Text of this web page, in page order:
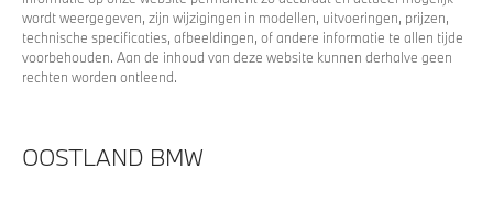
wordt weergegeven, zijn wijzigingen in modellen, uitvoeringen, prijzen,
technische specificaties, afbeeldingen, of andere informatie te allen tijde
voorbehouden. Aan de inhoud van deze website kunnen derhalve geen
rechten worden ontleend.
OOSTLAND BMW